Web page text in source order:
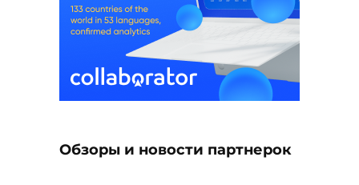
Обзоры и новости партнерок